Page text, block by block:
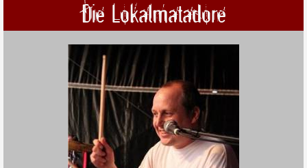
Die Lokalmatadore